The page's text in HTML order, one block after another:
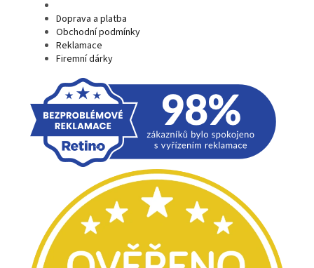
Doprava a platba
Obchodní podmínky
Reklamace
Firemní dárky